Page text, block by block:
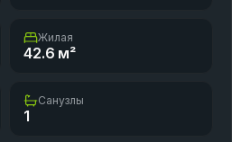
Жилая
42.6 м²
Санузлы
1